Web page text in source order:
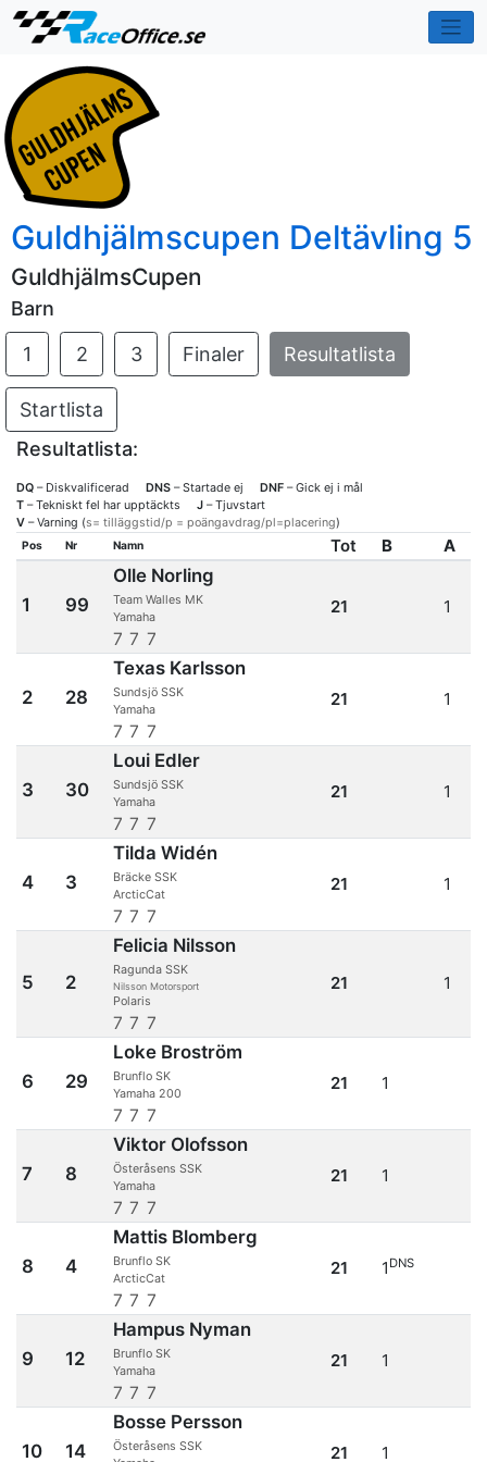
Guldhjälmscupen Deltävling 5
GuldhjälmsCupen
Barn
1
2 3 Finaler Resultatlista
Startlista
Resultatlista:
DQ – Diskvalificerad DNS – Startade ej DNF – Gick ej i mål
T – Tekniskt fel har upptäckts J – Tjuvstart
V – Varning (s= tilläggstid/p = poängavdrag/pl=placering)
Pos Nr Namn Tot B A
1 99
Olle Norling
Team Walles MK
Yamaha
7 7 7
21 1
2 28
Texas Karlsson
Sundsjö SSK
Yamaha
7 7 7
21 1
3 30
Loui Edler
Sundsjö SSK
Yamaha
7 7 7
21 1
4 3
Tilda Widén
Bräcke SSK
ArcticCat
7 7 7
21 1
5 2
Felicia Nilsson
Ragunda SSK
Nilsson Motorsport
Polaris
7 7 7
21 1
6 29
Loke Broström
Brunflo SK
Yamaha 200
7 7 7
21 1
7 8
Viktor Olofsson
Österåsens SSK
Yamaha
7 7 7
21 1
8 4
Mattis Blomberg
Brunflo SK
ArcticCat
7 7 7
21 1 DNS
9 12
Hampus Nyman
Brunflo SK
Yamaha
7 7 7
21 1
10 14
Bosse Persson
Österåsens SSK
21 1